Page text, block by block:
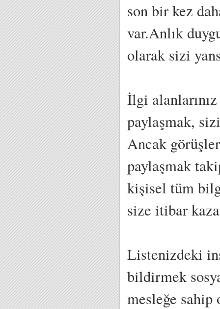
son bir kez
var.Anlık
olarak sizi
İlgi
paylaşmak,
Ancak
paylaşmak
kişisel tüm
size itibar
Listenizdeki
bildirmek
mesleğe sahip